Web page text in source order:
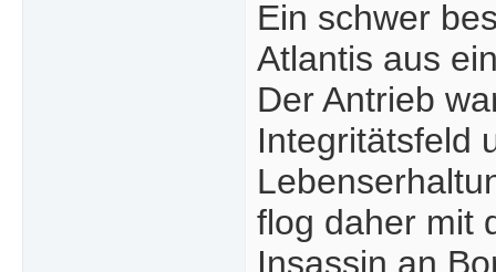
Ein schwer
Atlantis aus
Der Antrieb
Integritätsfeld
flog daher mit
Insassin an